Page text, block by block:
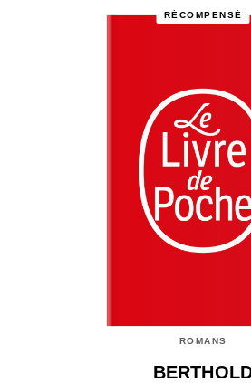
RÉCOMPENSÉ
ROMANS